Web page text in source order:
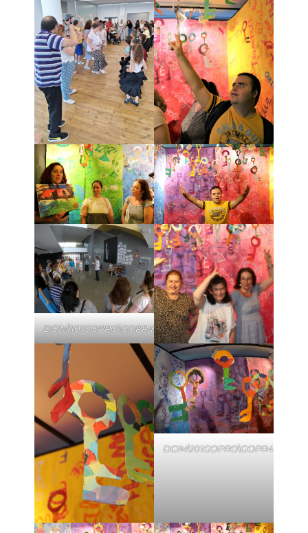
DCIM\101GOPRO\GOPR4554.JPG